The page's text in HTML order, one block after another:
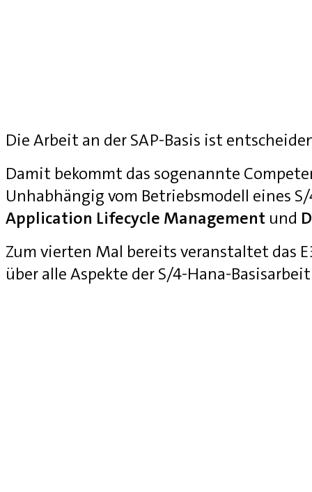
Die Arbeit an der SAP-Basis ist
Damit bekommt das sogenannte
Unhabhängig vom Betriebsmodell eines
Application Lifecycle Management und
Zum vierten Mal bereits veranstaltet das
über alle Aspekte der S/4-Hana-